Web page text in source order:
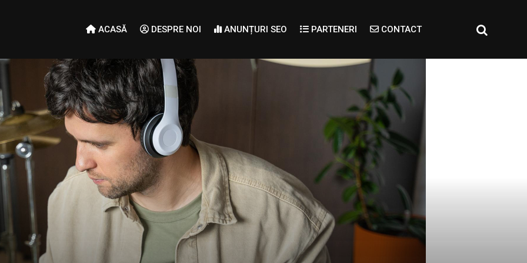
ACASĂ DESPRE NOI ANUNȚURI SEO PARTENERI CONTACT